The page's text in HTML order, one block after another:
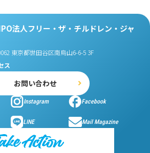
法人フリー・ザ・チルドレン・ジャ
東京都世田谷区南烏山6-6-5 3F
ス
お問い合わせ
Instagram Facebook
LINE Mail Magazine